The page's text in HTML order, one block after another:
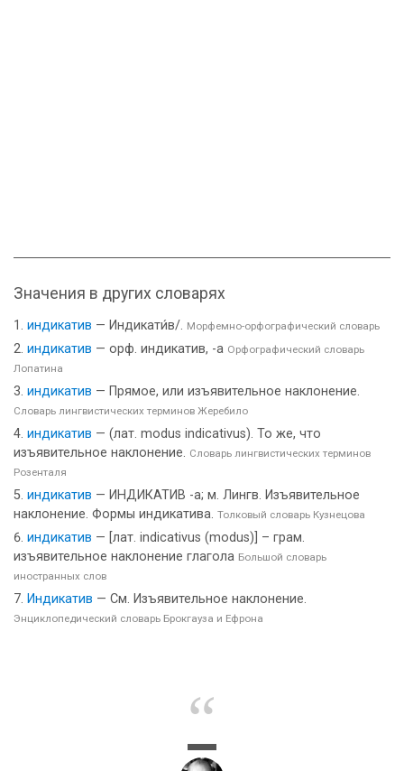
Значения в других словарях
индикатив — Индикати́в/. Морфемно-орфографический словарь
индикатив — орф. индикатив, -а Орфографический словарь
Лопатина
индикатив — Прямое, или изъявительное наклонение.
Словарь лингвистических терминов Жеребило
индикатив — (лат. modus indicativus). To же, что
изъявительное наклонение. Словарь лингвистических терминов
Розенталя
индикатив — ИНДИКАТИВ -а; м. Лингв. Изъявительное
наклонение. Формы индикатива. Толковый словарь Кузнецова
индикатив — [лат. indicativus (modus)] – грам.
изъявительное наклонение глагола Большой словарь
иностранных слов
Индикатив — См. Изъявительное наклонение.
Энциклопедический словарь Брокгауза и Ефрона